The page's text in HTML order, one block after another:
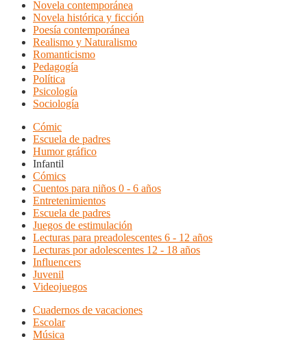
Novela contemporánea
Novela histórica y ficción
Poesía contemporánea
Realismo y Naturalismo
Romanticismo
Pedagogía
Política
Psicología
Sociología
Cómic
Escuela de padres
Humor gráfico
Infantil
Cómics
Cuentos para niños 0 - 6 años
Entretenimientos
Escuela de padres
Juegos de estimulación
Lecturas para preadolescentes 6 - 12 años
Lecturas por adolescentes 12 - 18 años
Influencers
Juvenil
Videojuegos
Cuadernos de vacaciones
Escolar
Música